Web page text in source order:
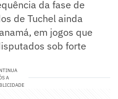
da fase de
de Tuchel ainda
em jogos que
sob forte
A